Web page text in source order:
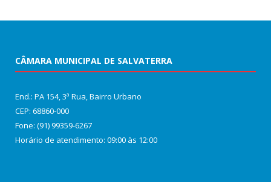
CÂMARA MUNICIPAL DE SALVATERRA
End.: PA 154, 3ª Rua, Bairro Urbano
CEP: 68860‑000
Fone: (91) 99359-6267
Horário de atendimento: 09:00 às 12:00